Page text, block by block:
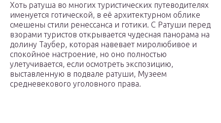
Хоть ратуша во многих туристических путеводителях
именуется готической, в её архитектурном облике
смешены стили ренессанса и готики. С Ратуши перед
взорами туристов открывается чудесная панорама на
долину Таубер, которая навевает миролюбивое и
спокойное настроение, но оно полностью
улетучивается, если осмотреть экспозицию,
выставленную в подвале ратуши, Музеем
средневекового уголовного права.